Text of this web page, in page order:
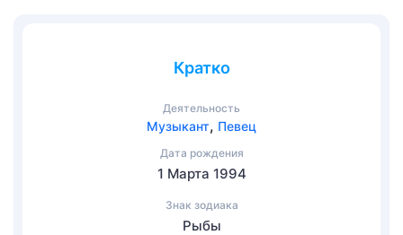
Кратко
Деятельность
Музыкант, Певец
Дата рождения
1 Марта 1994
Знак зодиака
Рыбы